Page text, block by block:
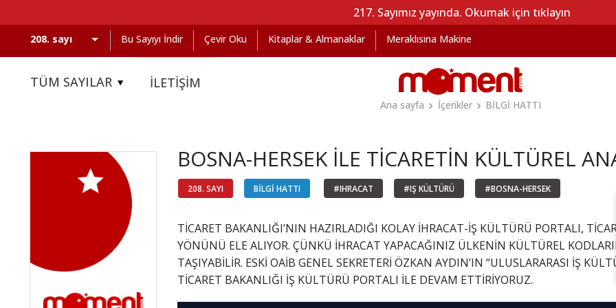
217. Sayımız yayında. Okumak için tıklayın
Bu Sayıyı İndir Çevir Oku Kitaplar & Almanaklar Meraklısına Makine
TÜM SAYILAR İLETİŞİM
Ana sayfa
İçerikler BİLGİ HATTI
BOSNA-HERSEK İLE TİCARETİN KÜLTÜREL
208. SAYI BİLGİ HATTI #IHRACAT #IŞ KÜLTÜRÜ #BOSNA-HERSEK
TİCARET BAKANLIĞI’NIN HAZIRLADIĞI KOLAY İHRACAT-İŞ KÜLTÜRÜ PORTALI,
YÖNÜNÜ ELE ALIYOR. ÇÜNKÜ İHRACAT YAPACAĞINIZ ÜLKENİN KÜLTÜREL
TAŞIYABİLİR. ESKİ OAİB GENEL SEKRETERİ ÖZKAN AYDIN’IN “ULUSLARARASI İŞ
TİCARET BAKANLIĞI İŞ KÜLTÜRÜ PORTALI İLE DEVAM ETTİRİYORUZ.